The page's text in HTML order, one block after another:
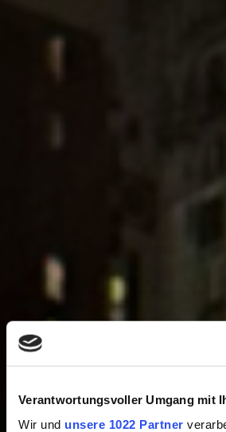
Verantwortungsvoller Umgang mit
Wir und unsere 1022 Partner